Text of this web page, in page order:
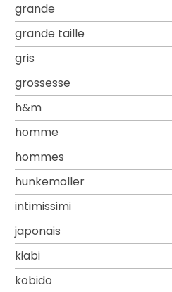
grande
grande taille
gris
grossesse
h&m
homme
hommes
hunkemoller
intimissimi
japonais
kiabi
kobido